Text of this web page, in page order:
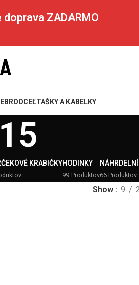
ZADARMO
OCEĽTAŠKY A KABELKY
KRABIČKYHODINKY
99 Produktov66 Produktov
Show 9